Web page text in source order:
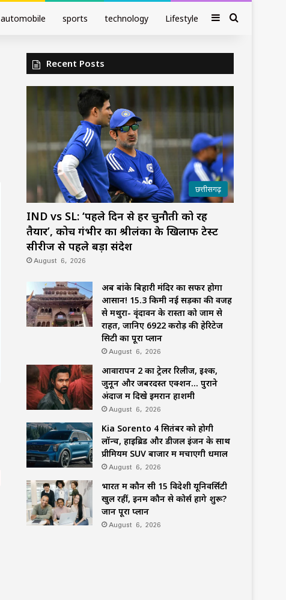
automobile sports technology Lifestyle SidebarSearch
Recent Posts
छत्तीसगढ़
IND vs SL: ‘पहले दिन से हर चुनौती को रहें
तैयार’, कोच गंभीर का श्रीलंका के खिलाफ टेस्ट
सीरीज से पहले बड़ा संदेश
August 6, 2026
अब बांके बिहारी मंदिर का सफर होगा
आसान! 15.3 किमी नई सड़कों की वजह
से मथुरा- वृंदावन के रास्तों को जाम से
राहत, जानिए 6922 करोड़ की हेरिटेज
सिटी का पूरा प्लान
August 6, 2026
आवारापन 2 का ट्रेलर रिलीज, इश्क,
जुनून और जबरदस्त एक्शन… पुराने
अंदाज में दिखे इमरान हाशमी
August 6, 2026
Kia Sorento 4 सितंबर को होगी
लॉन्च, हाइब्रिड और डीजल इंजन के साथ
प्रीमियम SUV बाजार में मचाएगी धमाल
August 6, 2026
भारत में कौन सी 15 विदेशी यूनिवर्सिटी
खुल रहीं, इनमें कौन से कोर्स होंगे शुरू?
जानें पूरा प्लान
August 6, 2026